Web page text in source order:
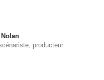
producteur